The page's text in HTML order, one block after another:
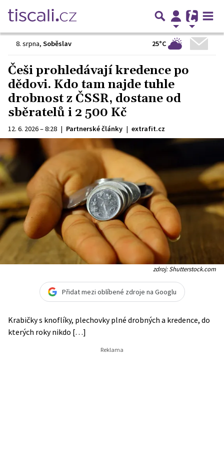
8. srpna, Soběslav 25°C
Češi prohledávají kredence po
dědovi. Kdo tam najde tuhle
drobnost z ČSSR, dostane od
sběratelů i 2 500 Kč
12. 6. 2026 – 8:28 | Partnerské články | extrafit.cz
zdroj: Shutterstock.com
Přidat mezi oblíbené zdroje na Googlu
Krabičky s knoflíky, plechovky plné drobných a kredence, do
kterých roky nikdo […]